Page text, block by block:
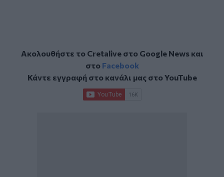
Ακολουθήστε το Cretalive στο Google Newsκαι
στο Facebook
Κάντε εγγραφή στο κανάλι μας στοYouTube